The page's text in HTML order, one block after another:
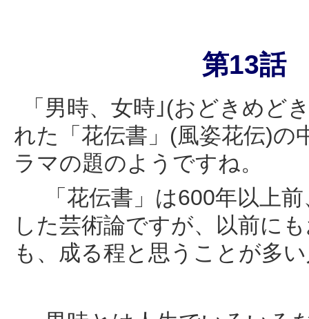
第13
「男時、女時｣(おどきめど
れた「花伝書」(風姿花伝)
ラマの題のようですね。
「花伝書」は600年以上
した芸術論ですが、以前に
も、成る程と思うことが多